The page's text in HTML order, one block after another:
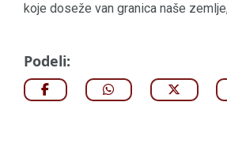
koje doseže van granica naše
Podeli: